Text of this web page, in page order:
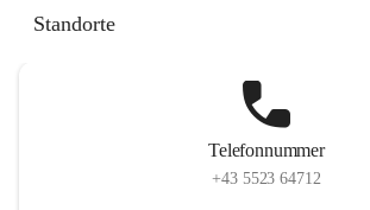
Standorte
Telefonnummer
+43 5523 64712